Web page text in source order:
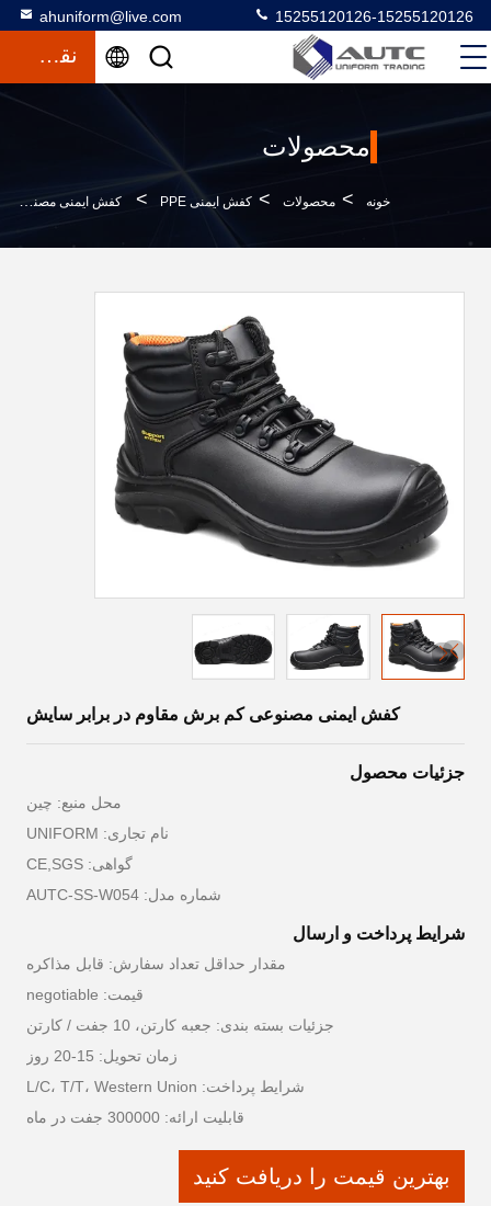
ahuniform@live.com 15255120126-15255120126
نقل قول
محصولات
خونه > محصولات > کفش ایمنی PPE > کفش ایمنی مصنوعی کم برش مقاوم در برابر سایش
کفش ایمنی مصنوعی کم برش مقاوم در برابر سایش
جزئیات محصول
محل منبع: چین
نام تجاری: UNIFORM
گواهی: CE,SGS
شماره مدل: AUTC-SS-W054
شرایط پرداخت و ارسال
مقدار حداقل تعداد سفارش: قابل مذاکره
قیمت: negotiable
جزئیات بسته بندی: جعبه کارتن، 10 جفت / کارتن
زمان تحویل: 15-20 روز
شرایط پرداخت: L/C، T/T، Western Union
قابلیت ارائه: 300000 جفت در ماه
بهترین قیمت را دریافت کنید